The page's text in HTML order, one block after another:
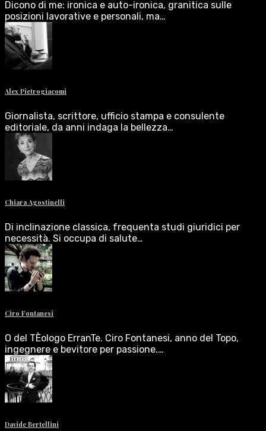
Dicono di me: ironica e auto-ironica, granitica sulle
posizioni lavorative e personali, ma…
Alex Pietrogiacomi
Giornalista, scrittore, ufficio stampa e consulente
editoriale, da anni indaga la bellezza…
Chiara Agostinelli
Di inclinazione classica, frequenta studi giuridici per
necessità. Si occupa di salute…
Ciro Fontanesi
O del TÈologo ErranTe. Ciro Fontanesi, anno del Topo,
ingegnere e bevitore per passione.…
Davide Bertellini